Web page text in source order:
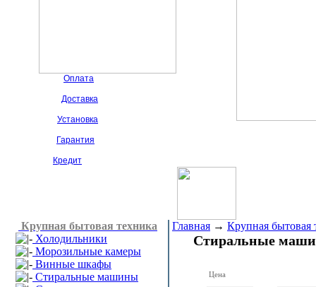
Оплата
Доставка
Установка
Гарантия
Кредит
Крупная бытовая техника
Холодильники
Морозильные камеры
Винные шкафы
Стиральные машины
Главная → Крупная бытовая
Стиральные
Цена